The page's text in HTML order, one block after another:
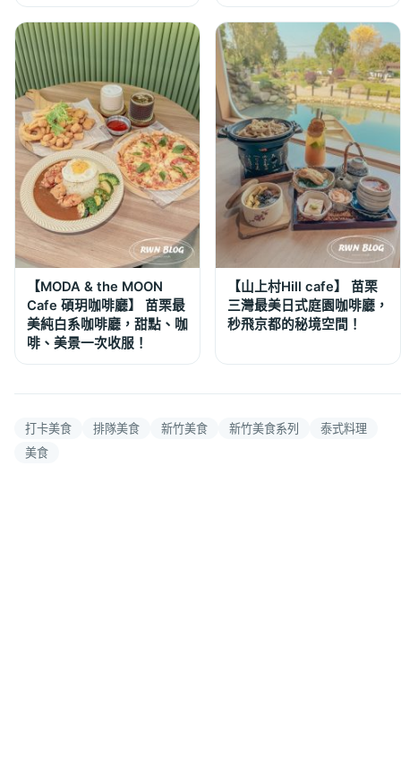
【MODA & the MOON
Cafe 碩玥咖啡廳】 苗栗最
美純白系咖啡廳，甜點、咖
啡、美景一次收服！
【山上村Hill cafe】 苗栗
三灣最美日式庭園咖啡廳，
秒飛京都的秘境空間！
打卡美食 排隊美食 新竹美食 新竹美食系列
泰式料理
美食